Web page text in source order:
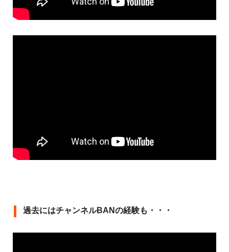
過去にはチャンネルBANの経験も・・・